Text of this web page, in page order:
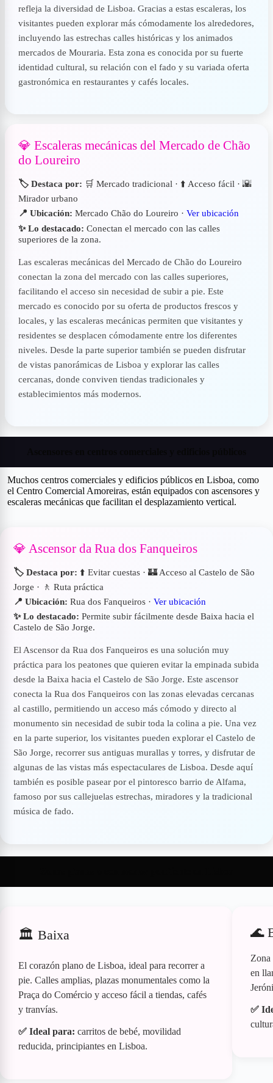
refleja la diversidad de Lisboa. Gracias a estas escaleras, los
visitantes pueden explorar más cómodamente los alrededores,
incluyendo las estrechas calles históricas y los animados
mercados de Mouraria. Esta zona es conocida por su fuerte
identidad cultural, su relación con el fado y su variada oferta
gastronómica en restaurantes y cafés locales.
💎 Escaleras mecánicas del Mercado de Chão
do Loureiro
🏷️ Destaca por: 🛒 Mercado tradicional · ⬆️ Acceso fácil · 🌇
Mirador urbano
📍 Ubicación: Mercado Chão do Loureiro ·Ver ubicación
✨ Lo destacado: Conectan el mercado con las calles
superiores de la zona.
Las escaleras mecánicas del Mercado de Chão do Loureiro
conectan la zona del mercado con las calles superiores,
facilitando el acceso sin necesidad de subir a pie. Este
mercado es conocido por su oferta de productos frescos y
locales, y las escaleras mecánicas permiten que visitantes y
residentes se desplacen cómodamente entre los diferentes
niveles. Desde la parte superior también se pueden disfrutar
de vistas panorámicas de Lisboa y explorar las calles
cercanas, donde conviven tiendas tradicionales y
establecimientos más modernos.
Muchos centros comerciales y edificios públicos en Lisboa, como
el Centro Comercial Amoreiras, están equipados con ascensores y
escaleras mecánicas que facilitan el desplazamiento vertical.
💎 Ascensor da Rua dos Fanqueiros
🏷️ Destaca por: ⬆️ Evitar cuestas · 🏰 Acceso al Castelo de São
Jorge · 🚶 Ruta práctica
📍 Ubicación: Rua dos Fanqueiros ·Ver ubicación
✨ Lo destacado: Permite subir fácilmente desde Baixa hacia el
Castelo de São Jorge.
El Ascensor da Rua dos Fanqueiros es una solución muy
práctica para los peatones que quieren evitar la empinada subida
desde la Baixa hacia el Castelo de São Jorge. Este ascensor
conecta la Rua dos Fanqueiros con las zonas elevadas cercanas
al castillo, permitiendo un acceso más cómodo y directo al
monumento sin necesidad de subir toda la colina a pie. Una vez
en la parte superior, los visitantes pueden explorar el Castelo de
São Jorge, recorrer sus antiguas murallas y torres, y disfrutar de
algunas de las vistas más espectaculares de Lisboa. Desde aquí
también es posible pasear por el pintoresco barrio de Alfama,
famoso por sus callejuelas estrechas, miradores y la tradicional
música de fado.
🏛️ Baixa
El corazón plano de Lisboa, ideal para recorrer a
pie. Calles amplias, plazas monumentales como la
Praça do Comércio y acceso fácil a tiendas, cafés
y tranvías.
✅ Ideal para: carritos de bebé, movilidad
reducida, principiantes en Lisboa.
🌊
Zona
en
✅